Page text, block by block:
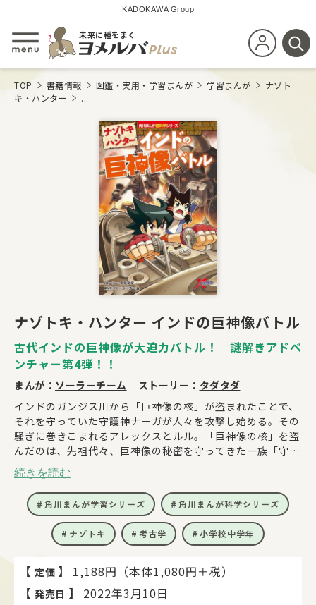
KADOKAWA Group
メニューを開閉する
未来に種をまく
新規会員登
検
TOP 書籍情報 図鑑・実用・学習まんが 学習まんが
ナゾト
キ・ハンター
...
ナゾトキ・ハンター インドの巨神像バトル
古代インドの巨神像が大迫力バトル！ 謎解きアドベ
ンチャー第4弾！！
まんが： ソーラーチーム ストーリー： タダタダ
インドのガンジス川から「巨神像の核」が盗まれたことで、
それを守っていた守護神ナーガが人々を攻撃し始める。その
騒ぎに巻きこまれるアレックスとルル。「巨神像の核」を盗
んだのは、先祖代々、巨神像の秘密を守ってきた一族「守り
人」の一員であるアシュウィンだった――。そこへ傭兵のジャッ
カル、インド陸軍のカーシャも現れ、巨神像をめぐる争いは
さらなる展開をみせる。巨神像とは果たして何か――！？
続きを読む
角川まんが学習シリーズ 角川まんが科学シリーズ
ナゾトキ 考古学 小学校中学年
【 定価 】
1,188円（本体1,080円＋税）
【 発売日 】
2022年3月10日